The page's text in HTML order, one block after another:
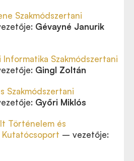
Szakmódszertani
Gévayné Janurik
Informatika Szakmódszertani
Gingl Zoltán
Szakmódszertani
Győri Miklós
Történelem és
– vezetője: